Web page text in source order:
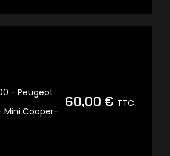
- Peugeot
Mini Cooper-
60,00 € TTC